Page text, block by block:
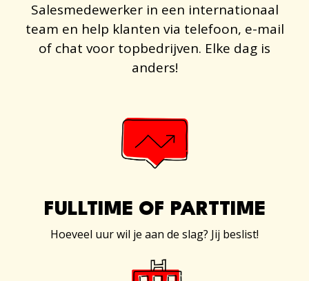
Salesmedewerker in een internationaal
team en help klanten via telefoon, e-mail
of chat voor topbedrijven. Elke dag is
anders!
FULLTIME OF PARTTIME
Hoeveel uur wil je aan de slag? Jij beslist!